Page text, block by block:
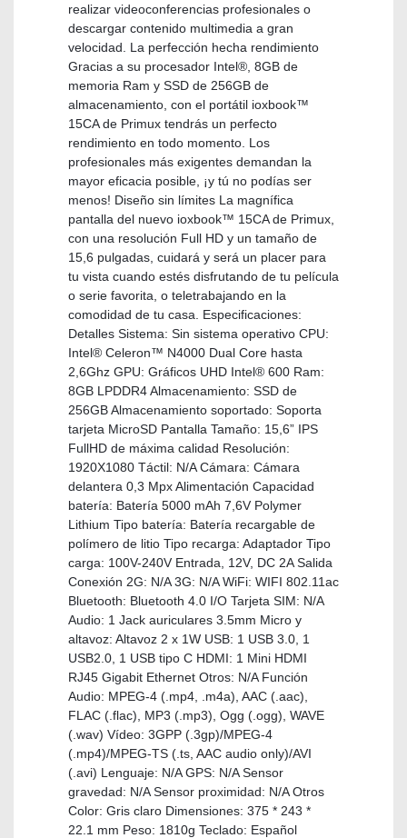
realizar videoconferencias profesionales o
descargar contenido multimedia a gran
velocidad. La perfección hecha rendimiento
Gracias a su procesador Intel®, 8GB de
memoria Ram y SSD de 256GB de
almacenamiento, con el portátil ioxbook™
15CA de Primux tendrás un perfecto
rendimiento en todo momento. Los
profesionales más exigentes demandan la
mayor eficacia posible, ¡y tú no podías ser
menos! Diseño sin límites La magnífica
pantalla del nuevo ioxbook™ 15CA de Primux,
con una resolución Full HD y un tamaño de
15,6 pulgadas, cuidará y será un placer para
tu vista cuando estés disfrutando de tu película
o serie favorita, o teletrabajando en la
comodidad de tu casa. Especificaciones:
Detalles Sistema: Sin sistema operativo CPU:
Intel® Celeron™ N4000 Dual Core hasta
2,6Ghz GPU: Gráficos UHD Intel® 600 Ram:
8GB LPDDR4 Almacenamiento: SSD de
256GB Almacenamiento soportado: Soporta
tarjeta MicroSD Pantalla Tamaño: 15,6” IPS
FullHD de máxima calidad Resolución:
1920X1080 Táctil: N/A Cámara: Cámara
delantera 0,3 Mpx Alimentación Capacidad
batería: Batería 5000 mAh 7,6V Polymer
Lithium Tipo batería: Batería recargable de
polímero de litio Tipo recarga: Adaptador Tipo
carga: 100V-240V Entrada, 12V, DC 2A Salida
Conexión 2G: N/A 3G: N/A WiFi: WIFI 802.11ac
Bluetooth: Bluetooth 4.0 I/O Tarjeta SIM: N/A
Audio: 1 Jack auriculares 3.5mm Micro y
altavoz: Altavoz 2 x 1W USB: 1 USB 3.0, 1
USB2.0, 1 USB tipo C HDMI: 1 Mini HDMI
RJ45 Gigabit Ethernet Otros: N/A Función
Audio: MPEG-4 (.mp4, .m4a), AAC (.aac),
FLAC (.flac), MP3 (.mp3), Ogg (.ogg), WAVE
(.wav) Vídeo: 3GPP (.3gp)/MPEG-4
(.mp4)/MPEG-TS (.ts, AAC audio only)/AVI
(.avi) Lenguaje: N/A GPS: N/A Sensor
gravedad: N/A Sensor proximidad: N/A Otros
Color: Gris claro Dimensiones: 375 * 243 *
22.1 mm Peso: 1810g Teclado: Español